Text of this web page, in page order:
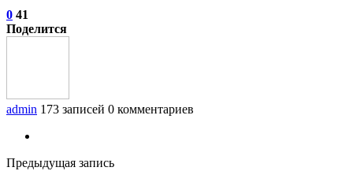
0 41
Поделится
admin 173 записей 0 комментариев
Предыдущая запись